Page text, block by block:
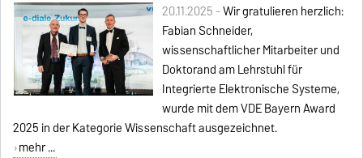
20.11.2025 -Wir gratulieren herzlich:
Fabian Schneider,
wissenschaftlicher Mitarbeiter und
Doktorand am Lehrstuhl für
Integrierte Elektronische Systeme,
wurde mit dem VDE Bayern Award
2025 in der Kategorie Wissenschaft ausgezeichnet.
mehr ...